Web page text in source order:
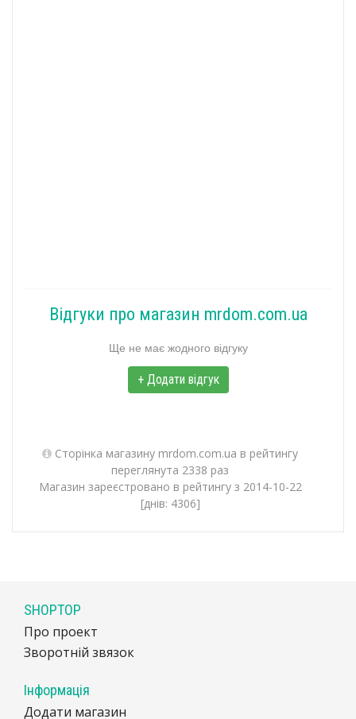
Відгуки про магазин mrdom.com.ua
Ще не має жодного відгуку
+ Додати відгук
Сторінка магазину mrdom.com.ua в рейтингу
переглянута 2338 раз
Магазин зареєстровано в рейтингу з 2014-10-22
[днів: 4306]
SHOPTOP
Про проект
Зворотній звязок
Інформація
Додати магазин